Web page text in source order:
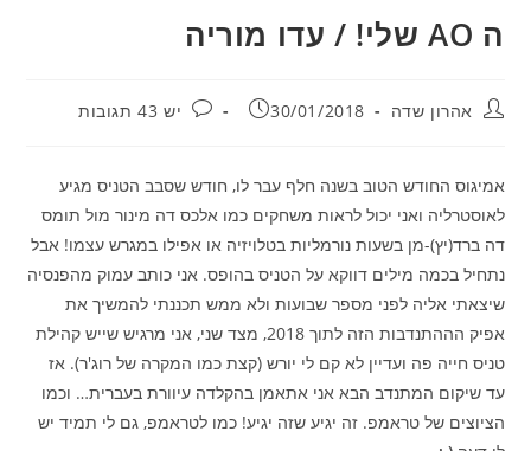
ה AO שלי! / עדו מוריה
מחבר:אהרון שדה פורסם:
30/01/2018 תגובות:
יש 43 תגובות
אמיגוס החודש הטוב בשנה חלף עבר לו, חודש שסבב הטניס מגיע
לאוסטרליה ואני יכול לראות משחקים כמו אלכס דה מינור מול תומס
דה ברד(יץ)-מן בשעות נורמליות בטלויזיה או אפילו במגרש עצמו! אבל
נתחיל בכמה מילים דווקא על הטניס בהופס. אני כותב עמוק מהפנסיה
שיצאתי אליה לפני מספר שבועות ולא ממש תכננתי להמשיך את
אפיק הההתנדבות הזה לתוך 2018, מצד שני, אני מרגיש שייש קהילת
טניס חייה פה ועדיין לא קם לי יורש (קצת כמו המקרה של רוג'ר). אז
עד שיקום המתנדב הבא אני אתאמן בהקלדה עיוורת בעברית… וכמו
הציוצים של טראמפ. זה יגיע שזה יגיע! כמו לטראמפ, גם לי תמיד יש